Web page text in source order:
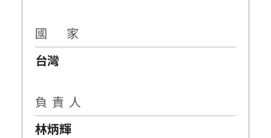
國 家
台灣
負 責 人
林炳輝